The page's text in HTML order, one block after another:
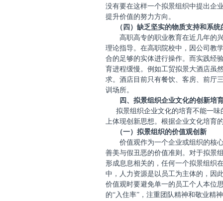
没有要在这样一个拟景组织中提出企
提升价值的努力方向。
（四）缺乏坚实的物质支持和系
高职高专的职业教育在近几年的
理论指导。在高职院校中，因公司教
合的足够的实体进行操作。而实践经
育进程缓慢。例如工贸拟景大酒店虽
求。酒店目前只有餐饮、客房、前厅
训场所。
四、拟景组织企业文化的创新培
拟景组织企业文化的培育不能一
上体现创新思想。根据企业文化培育
（一）拟景组织的价值观创新
价值观作为一个企业或组织的核
善美与假丑恶的价值准则。对于拟景
形成息息相关的，任何一个拟景组织
中，人力资源是以员工为主体的，因
价值观时要避免单一的员工个人本位
的“入住率”，注重团队精神和敬业精